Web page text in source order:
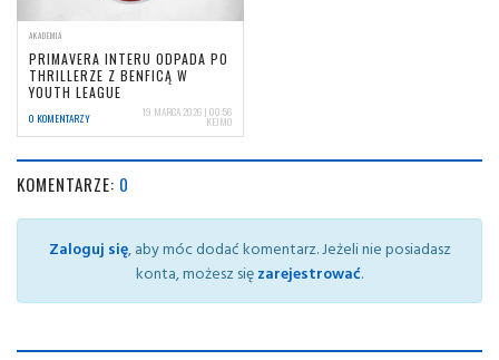
AKADEMIA
PRIMAVERA INTERU ODPADA PO
THRILLERZE Z BENFICĄ W
YOUTH LEAGUE
0 KOMENTARZY 19 MARCA 2026 | 00:56
KEJMO
KOMENTARZE: 0
Zaloguj się, aby móc dodać komentarz. Jeżeli nie posiadasz
konta, możesz sięzarejestrować.